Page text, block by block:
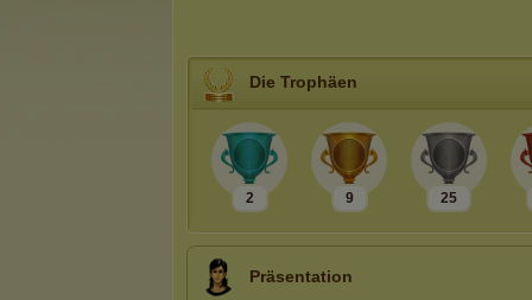
Die Trophäen
2 9 25
Präsentation